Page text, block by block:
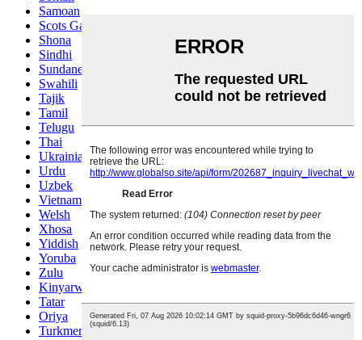
Samoan
Scots Gaelic
Shona
Sindhi
Sundanese
Swahili
Tajik
Tamil
Telugu
Thai
Ukrainian
Urdu
Uzbek
Vietnamese
Welsh
Xhosa
Yiddish
Yoruba
Zulu
Kinyarwanda
Tatar
Oriya
Turkmen